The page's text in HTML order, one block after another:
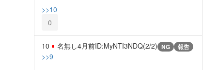
>>10
0
10 名無し4月前ID:MyNTI3NDQ(2/2) NG 報告
>>9